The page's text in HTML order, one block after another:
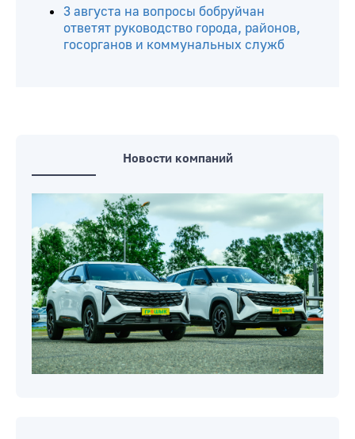
Казарма, так и не ставшая жилым
домом, в бобруйских Киселевичах
подешевела в пять раз
госорганов и коммунальных служб
Новости компаний